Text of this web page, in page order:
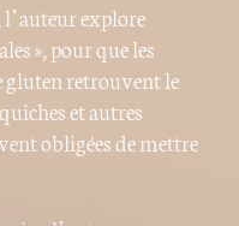
l’auteur explore
», pour que les
gluten retrouvent le
et autres
obligées de mettre